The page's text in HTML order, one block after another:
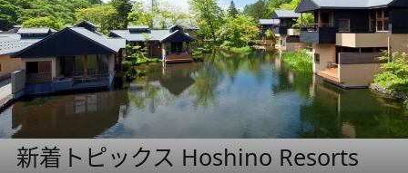
新着トピックス Hoshino Resorts